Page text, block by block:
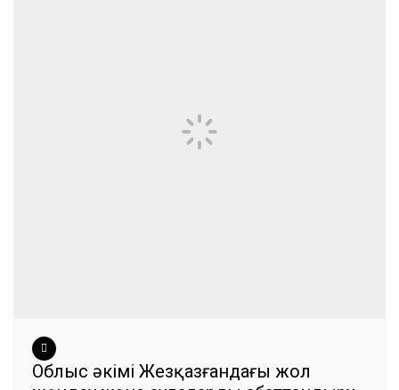
Облыс әкімі Жезқазғандағы жол